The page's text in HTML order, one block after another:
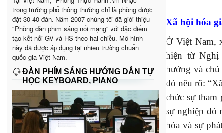
trong trường phổ thông thường chỉ là phòng được
đặt 30-40 đàn. Năm 2007 chúng tôi đã giới thiệu
"Phòng đàn phím sáng nối mạng" với đặc điểm
tạo kết nối GV và HS theo hai chiều. Mô hình
này đã được áp dụng tại nhiều trường chuẩn
quốc gia Việt Nam.
ĐÀN PHÍM SÁNG HƯỚNG DẪN TỰ
HỌC KEYBOARD, PIANO
Xã hội hóa
Ở Việt Nam,
hiện từ Nghị
hướng và
đó nêu rõ:
chức sự tham
sự nghiệp đó
hóa và sự